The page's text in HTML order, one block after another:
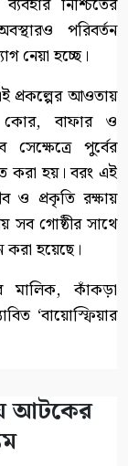
পরিবর্তন
নেয়া হচ্ছে।
প্রকল্পের আওতায়
কোর, বাফার ও
পুর্বের
করা হয়। বরং এই
ও প্রকৃতি রক্ষায়
সব গোষ্ঠীর সাথে
হয়েছে।
মালিক, কাঁকড়া
‘বায়োস্ফিয়ার
আটকের